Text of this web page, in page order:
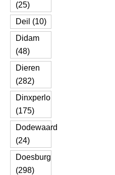
(25)
Deil (10)
Didam
(48)
Dieren
(282)
Dinxperlo
(175)
Dodewaard
(24)
Doesburg
(298)